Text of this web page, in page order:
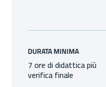
DURATA MINIMA
7 ore di didattica più
verifica finale